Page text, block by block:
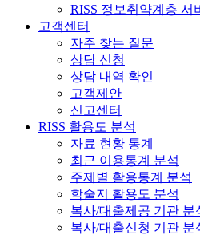
RISS 정보취약계층 서
고객센터
자주 찾는 질문
상담 신청
상담 내역 확인
고객제안
신고센터
RISS 활용도 분석
자료 현황 통계
최근 이용통계 분석
주제별 활용통계 분석
학술지 활용도 분석
복사/대출제공 기관 분
복사/대출신청 기관 분